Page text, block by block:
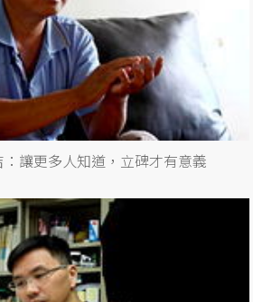
：讓更多人知道，立碑才有意義